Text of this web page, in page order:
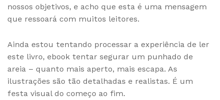
nossos objetivos, e acho que esta é uma mensagem
que ressoará com muitos leitores.
Ainda estou tentando processar a experiência de ler
este livro, ebook tentar segurar um punhado de
areia – quanto mais aperto, mais escapa. As
ilustrações são tão detalhadas e realistas. É um
festa visual do começo ao fim.